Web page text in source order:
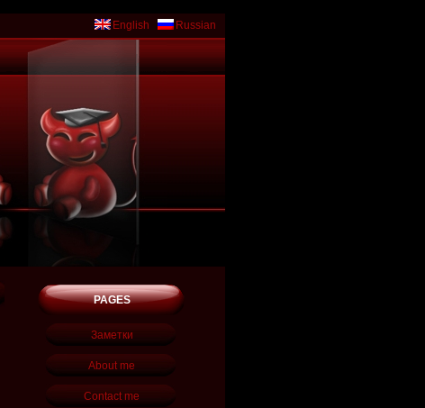
English Russian
PAGES
Заметки
About me
Contact me